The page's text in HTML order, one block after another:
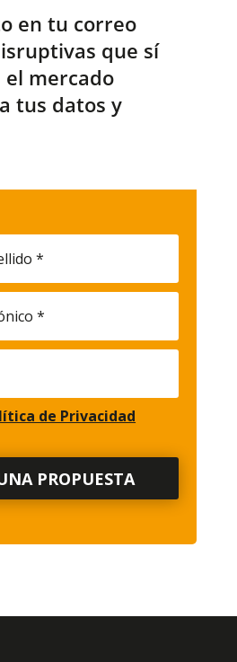
en tu correo
que sí
mercado
tus datos y
de Privacidad
PROPUESTA